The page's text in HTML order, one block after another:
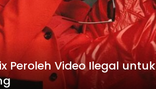
Peroleh Video Ilegal untuk